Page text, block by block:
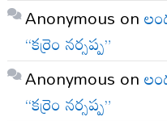
Anonymous on
“కర్రెం నర్సప్ప”
Anonymous on
“కర్రెం నర్సప్ప”